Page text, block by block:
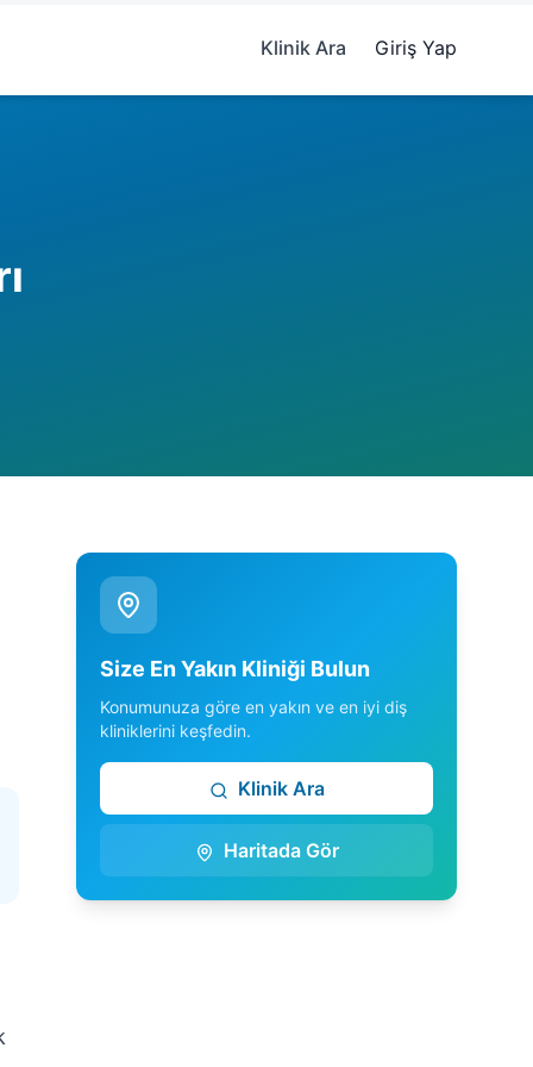
Klinik Ara Giriş Yap
Size En Yakın Kliniği Bulun
Konumunuza göre en yakın ve en iyi diş
kliniklerini keşfedin.
Klinik Ara
Haritada Gör